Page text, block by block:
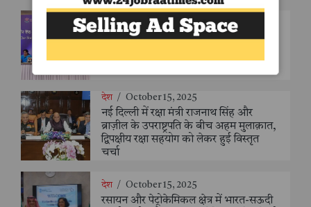
देश / October 15, 2025
उदयपुर में दो दिवसीय राज्य पर्यटन मंत्रियों की
देश / October 15, 2025
नई दिल्ली में रक्षा मंत्री राजनाथ सिंह और
ब्राज़ील के उपराष्ट्रपति के बीच अहम मुलाक़ात,
द्विपक्षीय रक्षा सहयोग को लेकर हुई विस्तृत
चर्चा
देश / October 15, 2025
रसायन और पेट्रोकेमिकल क्षेत्र में भारत-सऊदी